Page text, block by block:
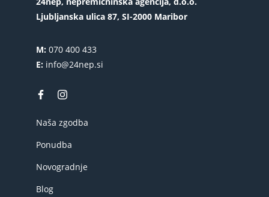
Ljubljanska ulica 87, SI-2000 Maribor
M: 070 400 433
E: info@24nep.si
Naša zgodba
Ponudba
Novogradnje
Blog